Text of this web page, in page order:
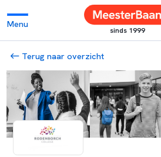
Menu
sinds 1999
Terug naar overzicht